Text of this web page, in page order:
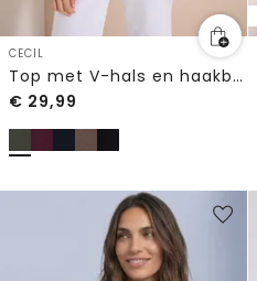
CECIL
Top met V-hals en haakband
€ 29,99